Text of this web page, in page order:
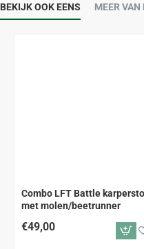
BEKIJK OOK EENS MEER VAN
ALLEEN AFHALEN
Combo LFT Battle
met molen/beetrunner
€49,00